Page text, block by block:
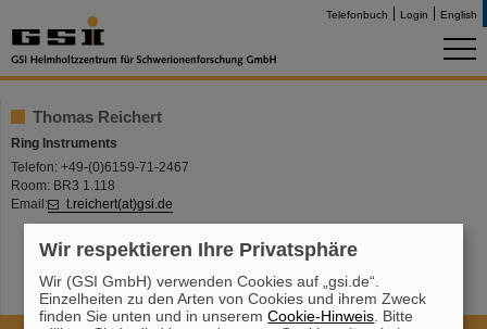
Telefonbuch Login English
Thomas Reichert
Ring Instruments
Telefon: +49-(0)6159-71-2467
Room: BR3 1.118
Email:
t.reichert(at)gsi.de
Wir respektieren Ihre Privatsphäre
Wir (GSI GmbH) verwenden Cookies auf „gsi.de“.
Einzelheiten zu den Arten von Cookies und ihrem Zweck
finden Sie unten und in unseremCookie-Hinweis . Bitte